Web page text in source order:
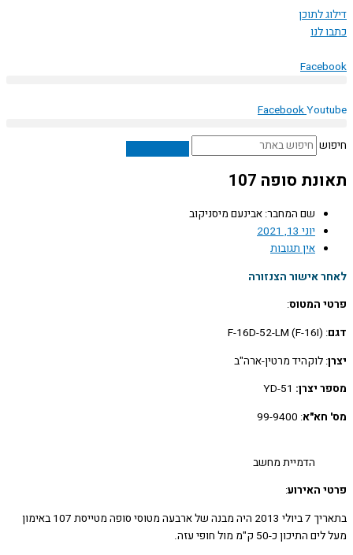
לתוכן
לנו
Facebook
סופה 107
שם המחבר: אבינעם מיסניקוב
יוני 13, 2021
אין תגובות
אישור הצנזורה
המטוס:
: לוקהיד מרטין-ארה"ב
יצרן:YD-51
: 99-9400
הדמיית מחשב
האירוע:
בתאריך 7 ביולי 2013 היה מבנה של ארבעה מטוסי סופה מטייסת 107 באימון
כ-50 ק"מ מול חופי עזה.